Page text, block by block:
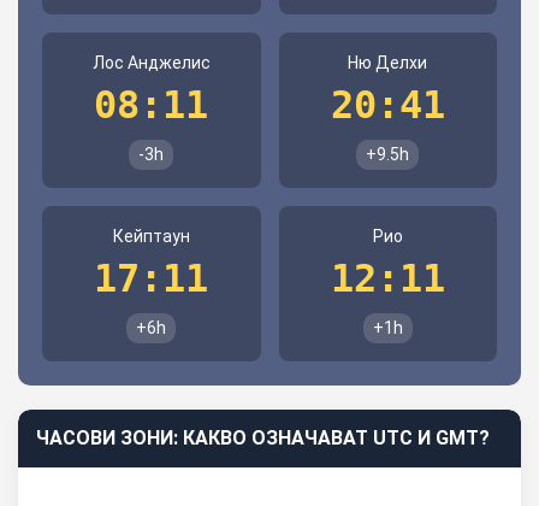
Лос Анджелис
08:11
-3h
Ню Делхи
20:41
+9.5h
Кейптаун
17:11
+6h
Рио
12:11
+1h
ЧАСОВИ ЗОНИ: КАКВО ОЗНАЧАВАТ UTC И GMT?